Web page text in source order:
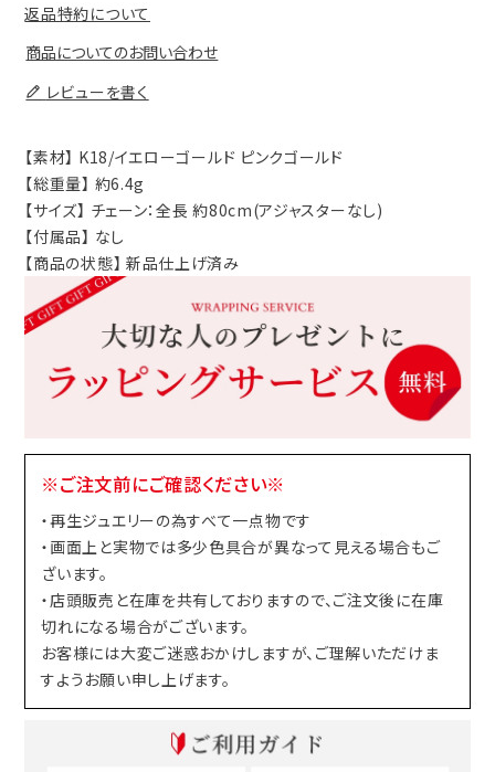
返品特約について
商品についてのお問い合わせ
レビューを書く
【素材】 K18/イエローゴールド ピンクゴールド
【総重量】 約6.4g
【サイズ】 チェーン：全長 約80cm(アジャスターなし)
【付属品】 なし
【商品の状態】 新品仕上げ済み
※ご注文前にご確認ください※
・再生ジュエリーの為すべて一点物です
・画面上と実物では多少色具合が異なって見える場合もご
ざいます。
・店頭販売と在庫を共有しておりますので、ご注文後に在庫
切れになる場合がございます。
お客様には大変ご迷惑おかけしますが、ご理解いただけま
すようお願い申し上げます。